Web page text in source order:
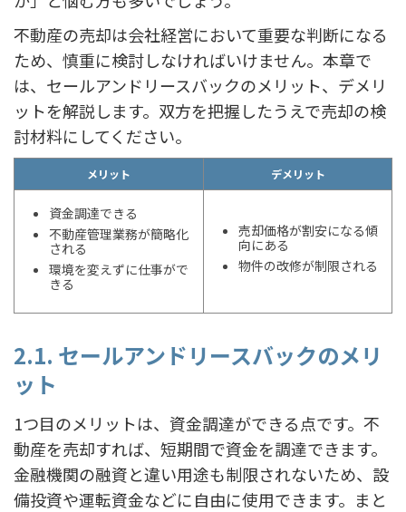
不動産の売却は会社経営において重要な判断になる
ため、慎重に検討しなければいけません。本章で
は、セールアンドリースバックのメリット、デメリ
ットを解説します。双方を把握したうえで売却の検
討材料にしてください。
メリット デメリット
資金調達できる
不動産管理業務が簡略化
される
環境を変えずに仕事がで
きる
売却価格が割安になる傾
向にある
物件の改修が制限される
2.1. セールアンドリースバックのメリ
ット
1つ目のメリットは、資金調達ができる点です。不
動産を売却すれば、短期間で資金を調達できます。
金融機関の融資と違い用途も制限されないため、設
備投資や運転資金などに自由に使用できます。まと